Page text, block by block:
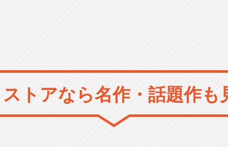
トアなら名作・話題作も